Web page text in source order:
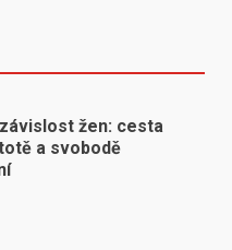
žen: cesta
a svobodě